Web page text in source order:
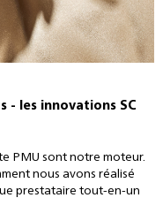
- les innovations SC
PMU sont notre moteur.
nous avons réalisé
prestataire tout-en-un